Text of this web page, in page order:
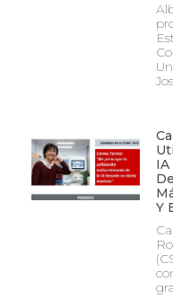
IA
Y